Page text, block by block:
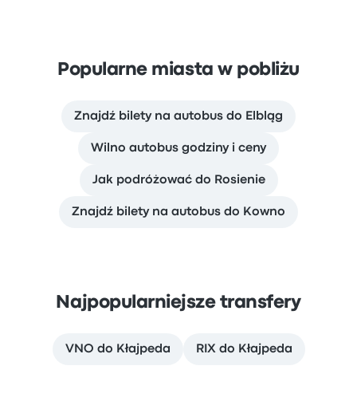
Popularne miasta w pobliżu
Znajdź bilety na autobus do Elbląg
Wilno autobus godziny i ceny
Jak podróżować do Rosienie
Znajdź bilety na autobus do Kowno
Najpopularniejsze transfery
VNO do Kłajpeda RIX do Kłajpeda